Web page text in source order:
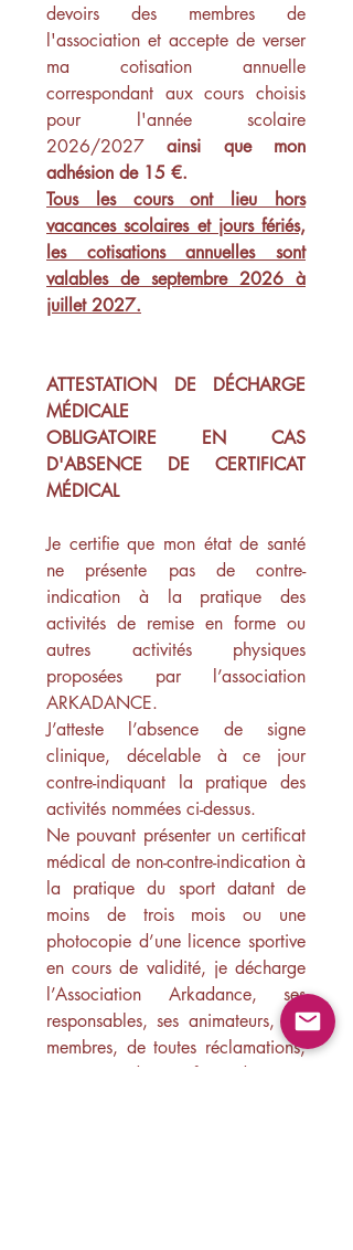
devoirs des membres de
l'association et accepte de verser
ma cotisation annuelle
correspondant aux cours choisis
pour l'année scolaire
2026/2027 ainsi que mon
adhésion de 15 €.
Tous les cours ont lieu hors
vacances scolaires et jours fériés,
les cotisations annuelles sont
valables de septembre 2026 à
juillet 2027.
ATTESTATION DE DÉCHARGE
MÉDICALE
OBLIGATOIRE EN CAS
D'ABSENCE DE CERTIFICAT
MÉDICAL
Je certifie que mon état de santé
ne présente pas de contre-
indication à la pratique des
activités de remise en forme ou
autres activités physiques
proposées par l’association
ARKADANCE.
J’atteste l’absence de signe
clinique, décelable à ce jour
contre-indiquant la pratique des
activités nommées ci-dessus.
Ne pouvant présenter un certificat
médical de non-contre-indication à
la pratique du sport datant de
moins de trois mois ou une
photocopie d’une licence sportive
en cours de validité, je décharge
l’Association Arkadance, ses
responsables, ses animateurs, ses
membres, de toutes réclamations,
actions juridiques, frais, dépenses